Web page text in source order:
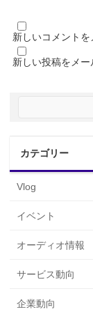
新しいコメント
新しい投稿をメー
カテゴリー
Vlog
イベント
オーディオ情報
サービス動向
企業動向